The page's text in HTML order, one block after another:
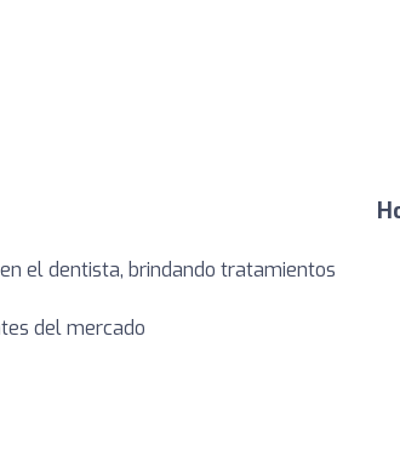
el dentista, brindando tratamientos
del mercado